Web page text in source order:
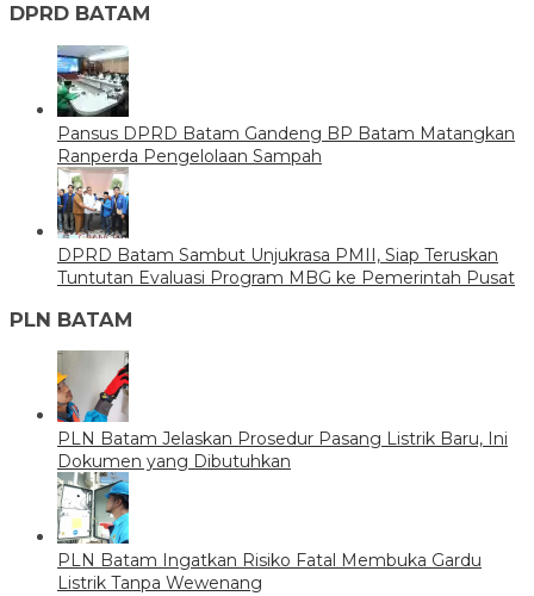
DPRD BATAM
Pansus DPRD Batam Gandeng BP Batam Matangkan
Ranperda Pengelolaan Sampah
DPRD Batam Sambut Unjukrasa PMII, Siap Teruskan
Tuntutan Evaluasi Program MBG ke Pemerintah Pusat
PLN BATAM
PLN Batam Jelaskan Prosedur Pasang Listrik Baru, Ini
Dokumen yang Dibutuhkan
PLN Batam Ingatkan Risiko Fatal Membuka Gardu
Listrik Tanpa Wewenang